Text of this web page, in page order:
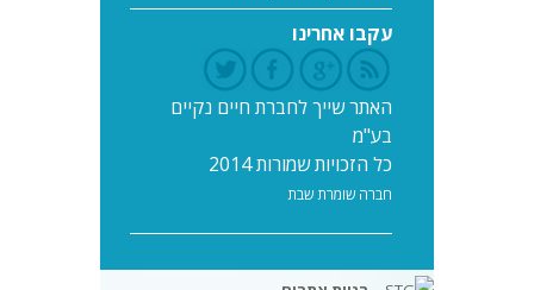
עקבו אחרינו
האתר שייך לחברת חיים נקיים
בע"מ
כל הזכויות שמורות 2014
חברה שומרת שבת